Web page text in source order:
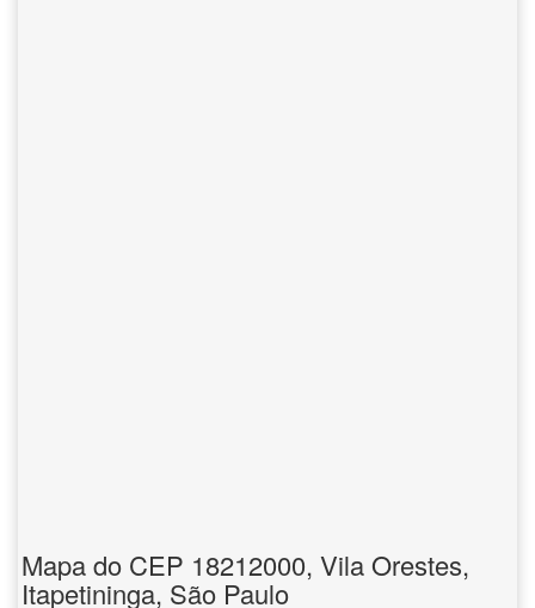
Mapa do CEP 18212000, Vila Orestes,
Itapetininga, São Paulo